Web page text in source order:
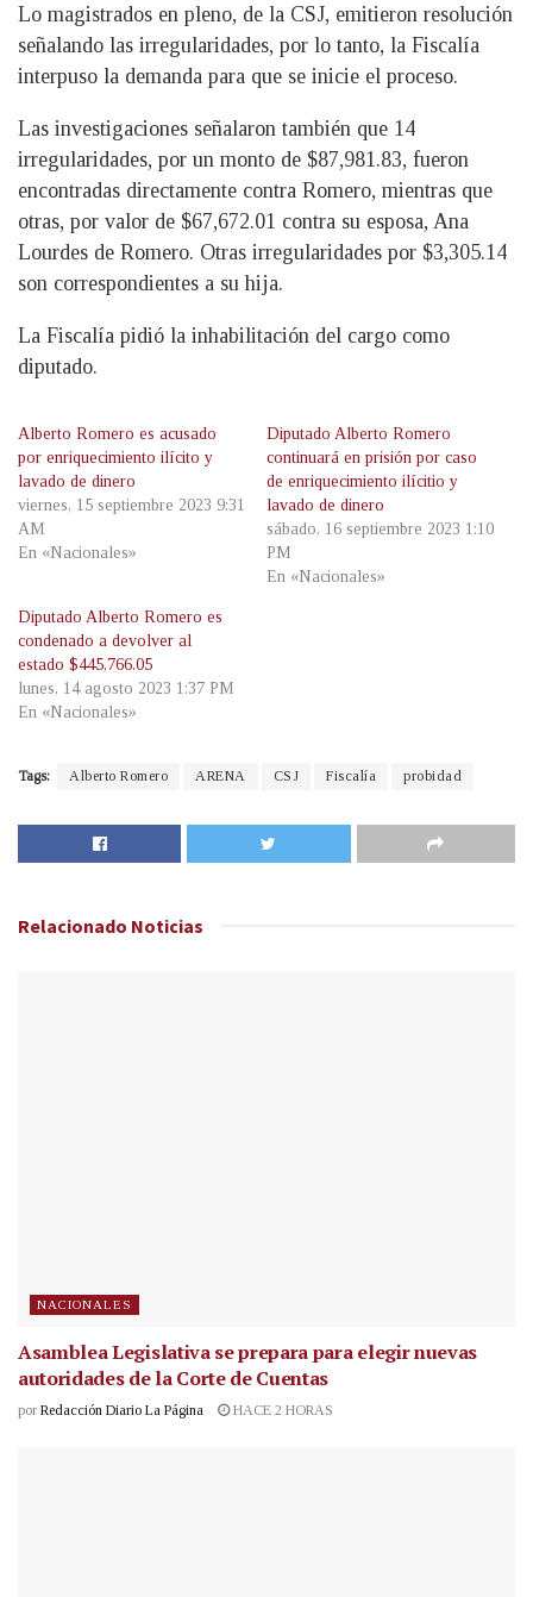
Lo magistrados en pleno, de la CSJ, emitieron resolución
señalando las irregularidades, por lo tanto, la Fiscalía
interpuso la demanda para que se inicie el proceso.
Las investigaciones señalaron también que 14
irregularidades, por un monto de $87,981.83, fueron
encontradas directamente contra Romero, mientras que
otras, por valor de $67,672.01 contra su esposa, Ana
Lourdes de Romero. Otras irregularidades por $3,305.14
son correspondientes a su hija.
La Fiscalía pidió la inhabilitación del cargo como
diputado.
Alberto Romero es acusado
por enriquecimiento ilícito y
lavado de dinero
viernes, 15 septiembre 2023 9:31
AM
En «Nacionales»
Diputado Alberto Romero
continuará en prisión por caso
de enriquecimiento ilícitio y
lavado de dinero
sábado, 16 septiembre 2023 1:10
PM
En «Nacionales»
Diputado Alberto Romero es
condenado a devolver al
estado $445,766.05
lunes, 14 agosto 2023 1:37 PM
En «Nacionales»
Tags: Alberto Romero ARENA CSJ Fiscalía probidad
Relacionado Noticias
NACIONALES
Asamblea Legislativa se prepara para elegir nuevas
autoridades de la Corte de Cuentas
por Redacción Diario La Página HACE 2 HORAS